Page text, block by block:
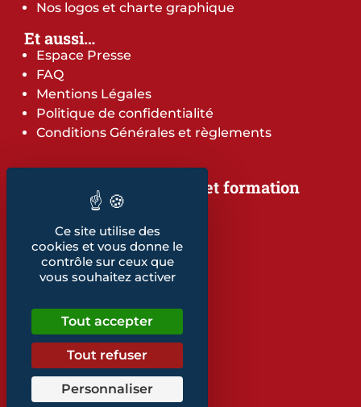
Nos logos et charte graphique
Et aussi…
Espace Presse
FAQ
Mentions Légales
Politique de confidentialité
Conditions Générales et règlements
Notre offre de services et formation
Notre offre de services
Notre offre de formation
Notre dépliant formation
Les indicateurs
Nos publications
Retrouvez également...
Notre glossaire
Ce site utilise des
cookies et vous donne le
contrôle sur ceux que
vous souhaitez activer
Tout accepter
Tout refuser
Personnaliser